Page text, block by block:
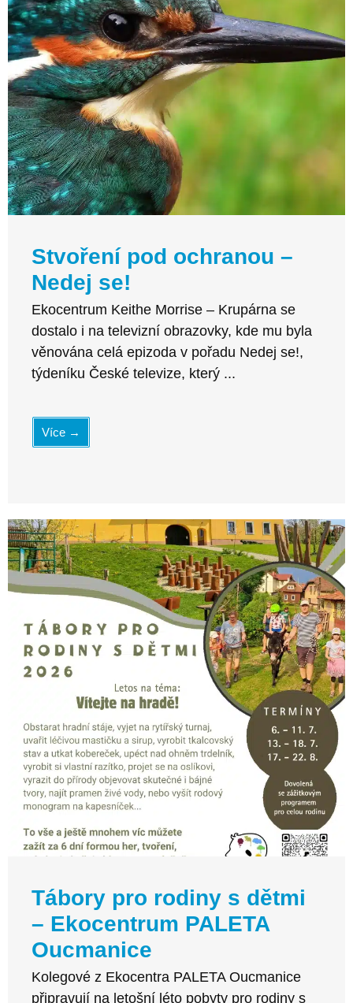
Stvoření pod ochranou –
Nedej se!
Ekocentrum Keithe Morrise – Krupárna se
dostalo i na televizní obrazovky, kde mu byla
věnována celá epizoda v pořadu Nedej se!,
týdeníku České televize, který ...
Více →
Tábory pro rodiny s dětmi
– Ekocentrum PALETA
Oucmanice
Kolegové z Ekocentra PALETA Oucmanice
připravují na letošní léto pobyty pro rodiny s